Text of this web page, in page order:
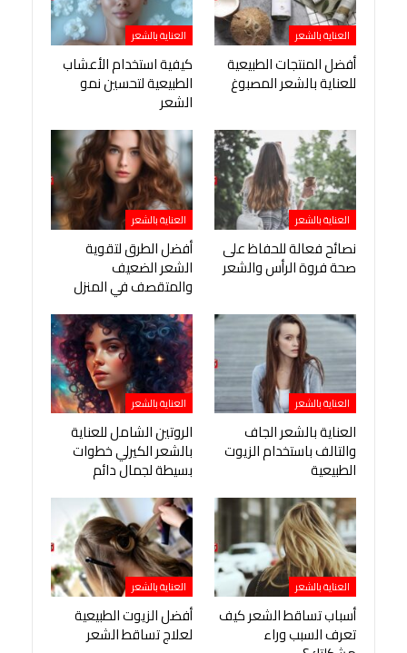
العناية بالشعر
أفضل المنتجات الطبيعية
للعناية بالشعر المصبوغ
العناية بالشعر
كيفية استخدام الأعشاب
الطبيعية لتحسين نمو
الشعر
العناية بالشعر
نصائح فعالة للحفاظ على
صحة فروة الرأس والشعر
العناية بالشعر
أفضل الطرق لتقوية
الشعر الضعيف
والمتقصف في المنزل
العناية بالشعر
العناية بالشعر الجاف
والتالف باستخدام الزيوت
الطبيعية
العناية بالشعر
الروتين الشامل للعناية
بالشعر الكيرلي خطوات
بسيطة لجمال دائم
العناية بالشعر
أسباب تساقط الشعر كيف
تعرف السبب وراء
العناية بالشعر
أفضل الزيوت الطبيعية
لعلاج تساقط الشعر